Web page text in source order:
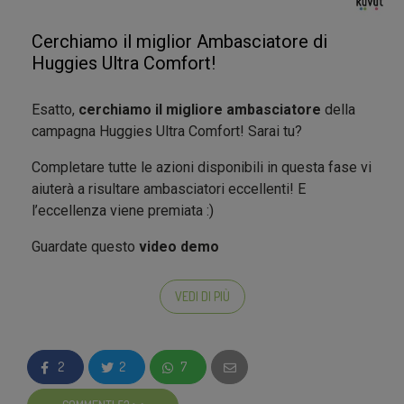
Cerchiamo il miglior Ambasciatore di
Huggies Ultra Comfort!
Esatto, cerchiamo il migliore ambasciatore della
campagna Huggies Ultra Comfort! Sarai tu?
Completare tutte le azioni disponibili in questa fase vi
aiuterà a risultare ambasciatori eccellenti! E
l’eccellenza viene premiata :)
Guardate questo video demo
VEDI DI PIÙ
2 2 7